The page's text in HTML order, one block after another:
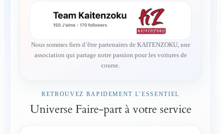
Nous sommes fiers d’être partenaires de KAITENZOKU, une
association qui partage notre passion pour les voitures de
course.
RETROUVEZ RAPIDEMENT L’ESSENTIEL
Universe Faire-part à votre service